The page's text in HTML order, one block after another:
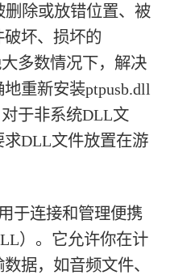
删除或放错位置、被
坏、损坏的
多数情况下，解决
重新安装ptpusb.dll
于非系统DLL文
DLL文件放置在游
于连接和管理便携
）。它允许你在计
据，如音频文件、